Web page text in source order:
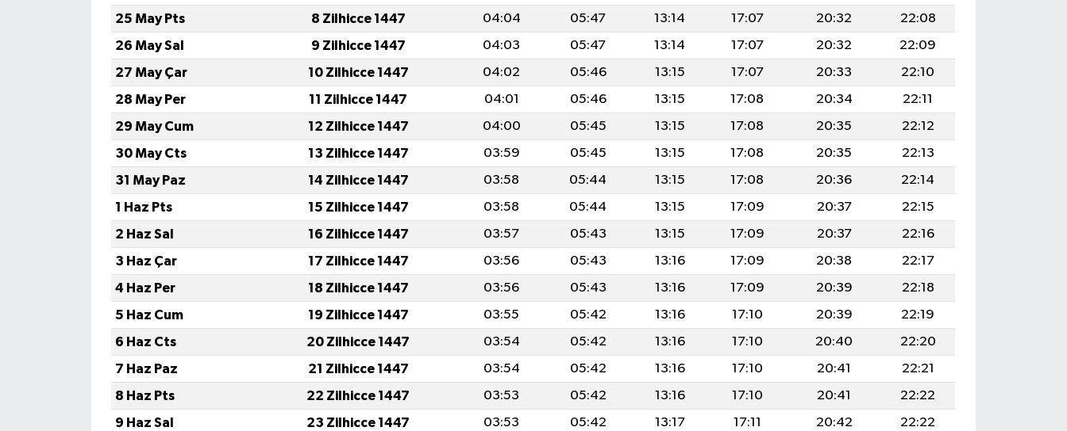
25 May Pts
8 Zilhicce 1447 04:04 05:47 13:14 17:07 20:32
22:08
26 May Sal
9 Zilhicce 1447 04:03 05:47 13:14 17:07 20:32
22:09
27 May Çar
10 Zilhicce 1447 04:02 05:46 13:15 17:07 20:33
22:10
28 May Per
11 Zilhicce 1447 04:01 05:46 13:15 17:08 20:34
22:11
29 May Cum
12 Zilhicce 1447 04:00 05:45 13:15 17:08 20:35
22:12
30 May Cts
13 Zilhicce 1447 03:59 05:45 13:15 17:08 20:35
22:13
31 May Paz
14 Zilhicce 1447 03:58 05:44 13:15 17:08 20:36
22:14
1 Haz Pts
15 Zilhicce 1447 03:58 05:44 13:15 17:09 20:37
22:15
2 Haz Sal
16 Zilhicce 1447 03:57 05:43 13:15 17:09 20:37
22:16
3 Haz Çar
17 Zilhicce 1447 03:56 05:43 13:16 17:09 20:38
22:17
4 Haz Per
18 Zilhicce 1447 03:56 05:43 13:16 17:09 20:39
22:18
5 Haz Cum
19 Zilhicce 1447 03:55 05:42 13:16 17:10 20:39
22:19
6 Haz Cts
20 Zilhicce 1447 03:54 05:42 13:16 17:10 20:40
22:20
7 Haz Paz
21 Zilhicce 1447 03:54 05:42 13:16 17:10 20:41
22:21
8 Haz Pts
22 Zilhicce 1447 03:53 05:42 13:16 17:10 20:41
22:22
9 Haz Sal
23 Zilhicce 1447 03:53 05:42 13:17 17:11 20:42
22:22